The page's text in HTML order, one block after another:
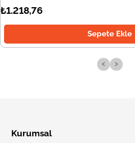
₺1.218,76
Sepete Ekle
‹ ›
Kurumsal